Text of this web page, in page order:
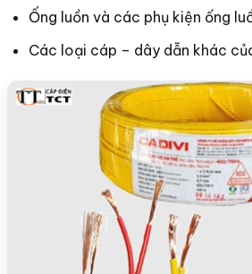
Ống luồn và các phụ kiện ống
Các loại cáp – dây dẫn khác